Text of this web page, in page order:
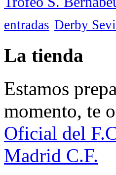
entradas Derby
La tienda
Estamos
momento, te
Oficial del
Madrid C.F.